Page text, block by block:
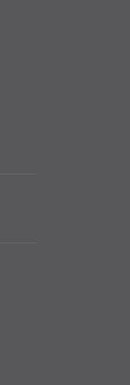
FACEBOOK
COMPTE
LE COMPTE